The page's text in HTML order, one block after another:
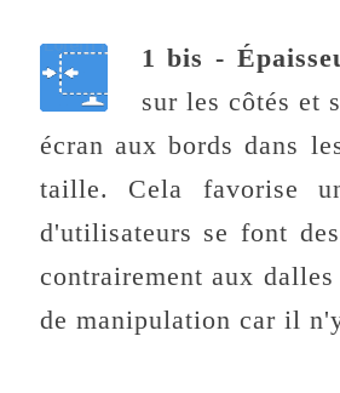
1 bis -
sur les côtés et
écran aux bords dans
taille. Cela favorise
d'utilisateurs se font
contrairement aux
de manipulation car il